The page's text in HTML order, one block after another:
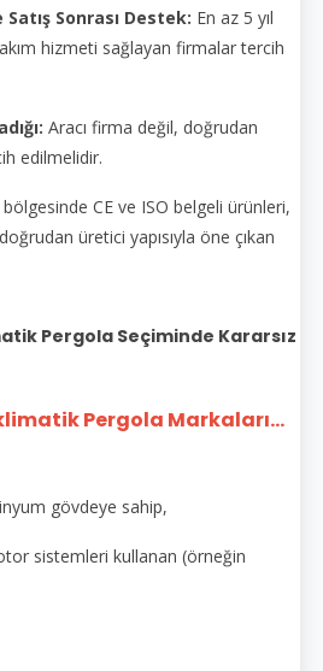
Sonrası Destek: En az 5 yıl
hizmeti sağlayan firmalar tercih
Aracı firma değil, doğrudan
edilmelidir.
bölgesinde CE ve ISO belgeli ürünleri,
üretici yapısıyla öne çıkan
Pergola Seçiminde Kararsız
Pergola Markaları...
gövdeye sahip,
sistemleri kullanan (örneğin